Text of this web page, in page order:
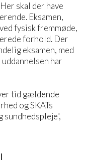
skal der have
Eksamen,
fysisk fremmøde,
forhold. Der
eksamen, med
har
tid gældende
og SKATs
sundhedspleje",